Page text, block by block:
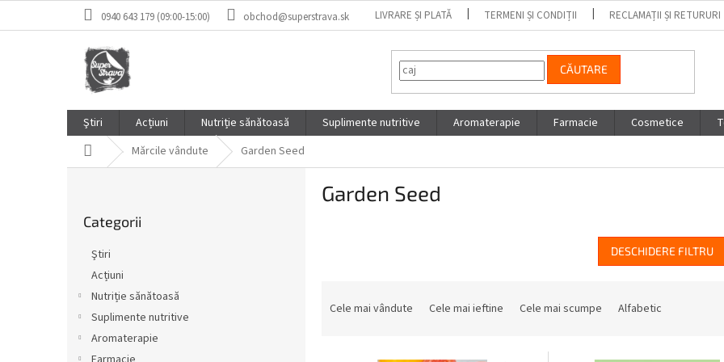
0940 643 179 (09:00-15:00) obchod@superstrava.sk LIVRARE ȘI PLATĂ TERMENI ȘI CONDIȚII RECLAMAȚII ȘI RETURURI
CĂUTARE
Ştiri Acțiuni Nutriție sănătoasă Suplimente nutritive Aromaterapie Farmacie Cosmetice
Acasă Mărcile vândute Garden Seed
peste
Categorii
Ştiri
Acțiuni
Nutriție sănătoasă
Suplimente nutritive
Aromaterapie
Garden Seed
DESCHIDERE FILTRU
Cele mai vândute Cele mai ieftine Cele mai scumpe Alfabetic